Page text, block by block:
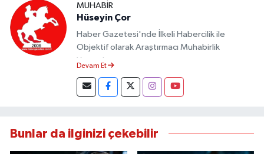
MUHABIR
Hüseyin Çor
Haber Gazetesi'nde İlkeli Habercilik ile
Objektif olarak Araştırmacı Muhabirlik
Yapmaktayım.
Devam Et
Bunlar da ilginizi çekebilir